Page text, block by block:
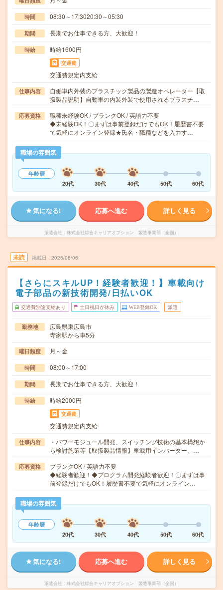
時間 08:30～17:3020:30～05:30
期間 長期でお仕事できる方、大歓迎！
時給 時給1600円
交通費
交通費規定内支給
仕事内容
自働車内外装のプラスチック製品の製造オペレーター【取
扱製品説明】自動車の内装外装で使用されるプラスチ…
応募資格
職種未経験OK / ブランクOK / 英語力不要
◆未経験OK！〇まずは事前登録だけでもOK！履歴書不要
で気軽にオンライン登録★氏名・職種などを入力す…
職場の雰囲気
年齢層
20代
30代 40代 50代 60代
気になる! 応募へ進む 詳しく見る
派遣会社 株式会社綜合キャリアオプション 製造事業部（全国）
未読 掲載日 2026/08/06
【さらにスキルUP！経験者歓迎！】車載向け
電子部品の新技術開発/日払いOK
交通費別途支給あり 土日祝日が休み WEB登録OK 派遣
勤務地
広島県東広島市
寺家駅から車5分
曜日頻度 月～金
時間 08:00～17:00
期間 長期でお仕事できる方、大歓迎！
時給 時給2000円
交通費
交通費規定内支給
仕事内容
・パワーモジュール開発、スイッチング技術の基本構想か
ら検討施策等【取扱製品情報】車載用インバーター、…
応募資格
ブランクOK / 英語力不要
◆経験者歓迎！◆プログラム開発経験者歓迎！〇まずは事
前登録だけでもOK！履歴書不要で気軽にオンライン…
職場の雰囲気
年齢層
20代
30代 40代 50代 60代
気になる! 応募へ進む 詳しく見る
派遣会社 株式会社綜合キャリアオプション 製造事業部（全国）